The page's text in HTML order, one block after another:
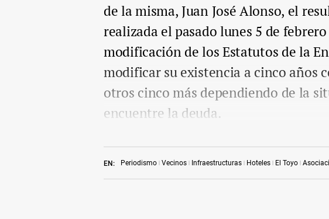
EN: Periodismo Vecinos Infraestructuras Hoteles El Toyo
de la misma, Juan José Alonso, el
realizada el pasado lunes 5 de
modificación de los Estatutos de la
modificar su existencia a cinco años
otros cinco más dependiendo de la
encuentre la deuda.